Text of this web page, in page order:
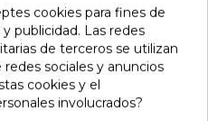
puede interesar
favorite
cookies para fines de
publicidad. Las redes
de terceros se utilizan
sociales y anuncios
cookies y el
involucrados?